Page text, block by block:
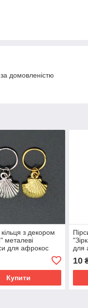
домовленістю
кільця з декором
металеві
для афрокос
Купити
для
10